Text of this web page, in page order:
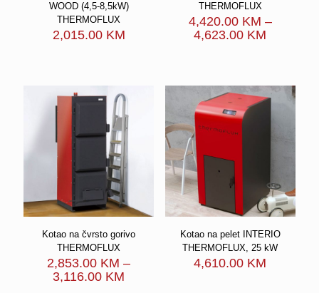
WOOD (4,5-8,5kW)
THERMOFLUX
2,015.00 KM
THERMOFLUX
4,420.00 KM –
4,623.00 KM
4,623.00
Kotao na čvrsto gorivo
THERMOFLUX
2,853.00 KM –
3,116.00 KM
Kotao na pelet INTERIO
THERMOFLUX, 25 kW
4,610.00 KM